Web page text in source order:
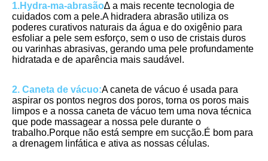
1.Hydra-ma-abrasão∆ a mais recente tecnologia de
cuidados com a pele.A hidradera abrasão utiliza os
poderes curativos naturais da água e do oxigênio para
esfoliar a pele sem esforço, sem o uso de cristais duros
ou varinhas abrasivas, gerando uma pele profundamente
hidratada e de aparência mais saudável.
2. Caneta de vácuo:A caneta de vácuo é usada para
aspirar os pontos negros dos poros, torna os poros mais
limpos e a nossa caneta de vácuo tem uma nova técnica
que pode massagear a nossa pele durante o
trabalho.Porque não está sempre em sucção.É bom para
a drenagem linfática e ativa as nossas células.